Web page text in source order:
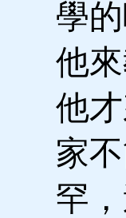
學
他
他
家
罕